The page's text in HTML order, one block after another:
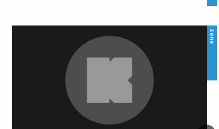
zene